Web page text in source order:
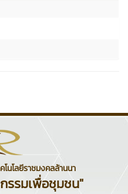
นโลยีราชมงคลล้านนา
รรมเพื่อชุมชน"